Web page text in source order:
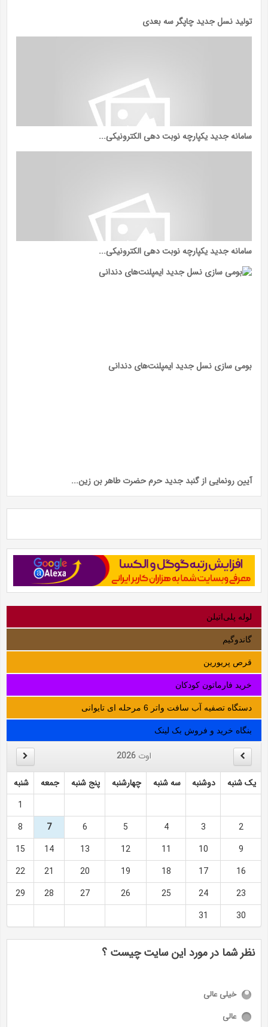
تولید نسل جدید چاپگر سه بعدی
سامانه جدید یکپارچه نوبت دهی الکترونیکی...
سامانه جدید یکپارچه نوبت دهی الکترونیکی...
بومی سازی نسل جدید ایمپلنت‌های دندانی
آیین رونمایی از گنبد جدید حرم حضرت طاهر بن زین...
لوله‌ پلی‌اتیلن
گاندوگیم
قرص پریورین
خرید فارماتون کودکان
دستگاه تصفیه آب سافت واتر 6 مرحله ای تایوانی
بنگاه خرید و فروش بک لینک
اوت 2026
یک شنبه دوشنبه سه شنبه چهارشنبه پنج شنبه جمعه
شنبه
1
2
3
4
5
6
7
8
9
10
11
12
13
14
15
16
17
18
19
20
21
22
23
24
25
26
27
28
29
30
31
نظر شما در مورد این سایت چیست ؟
خیلی عالی
عالی